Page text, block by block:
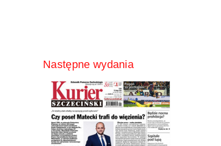
Następne wydania